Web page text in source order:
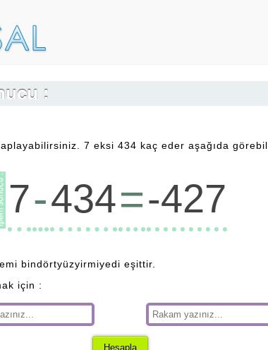
:
7 eksi 434 kaç eder aşağıda
7-434=-427
bindörtyüzyirmiyedi eşittir.
için :